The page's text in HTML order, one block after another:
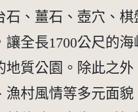
石、薑石、壺穴、棋
讓全長1700公尺的
地質公園。除此之外
漁村風情等多元面貌